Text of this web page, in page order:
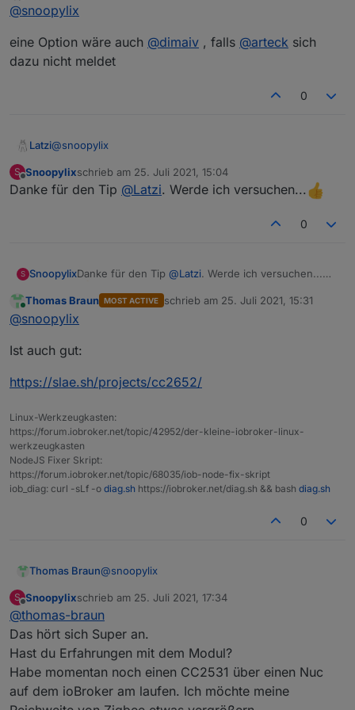
@snoopylix
eine Option wäre auch @dimaiv , falls @arteck sich
dazu nicht meldet
0
Latzi@snoopylix
eine Option wäre auch@dimaiv, falls
nicht meldet
S
Offline
Snoopylixschrieb am 25. Juli 2021, 15:04
zuletzt editiert von
Danke für den Tip @Latzi. Werde ich versuchen...
0
S SnoopylixDanke für den Tip @Latzi. Werde ich versuchen...
Thomas Braun MOST ACTIVE schrieb am 25. Juli 2021, 15:31
zuletzt editiert von
@snoopylix
Ist auch gut:
https://slae.sh/projects/cc2652/
Linux-Werkzeugkasten:
https://forum.iobroker.net/topic/42952/der-kleine-iobroker-linux-
werkzeugkasten
NodeJS Fixer Skript:
https://forum.iobroker.net/topic/68035/iob-node-fix-skript
iob_diag: curl -sLf -o diag.sh https://iobroker.net/diag.sh && bash diag.sh
0
Thomas Braun@snoopylix
Ist auch gut:
https://slae.sh/projects/cc2652/
S
Offline
Snoopylixschrieb am 25. Juli 2021, 17:34
zuletzt editiert von
@thomas-braun
Das hört sich Super an.
Hast du Erfahrungen mit dem Modul?
Habe momentan noch einen CC2531 über einen Nuc
auf dem ioBroker am laufen. Ich möchte meine